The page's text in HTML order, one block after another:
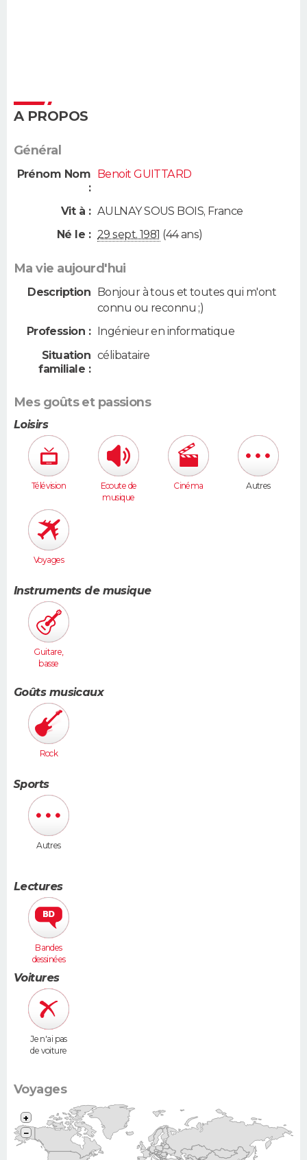
A PROPOS
Général
Prénom Nom
:
Benoit GUITTARD
Vit à : AULNAY SOUS BOIS, France
Né le : 29 sept. 1981 (44 ans)
Ma vie aujourd'hui
Description Bonjour à tous et toutes qui m'ont
connu ou reconnu ;)
Profession :
Ingénieur en informatique
Situation
familiale :
célibataire
Mes goûts et passions
Loisirs
Télévision
Ecoute de
musique
Cinéma Autres
Voyages
Instruments de musique
Guitare,
basse
Goûts musicaux
Rock
Sports
Autres
Lectures
Bandes
dessinées
Voitures
Je n'ai pas
de voiture
Voyages
+
−